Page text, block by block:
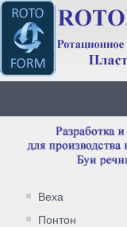
Веха
Понтон